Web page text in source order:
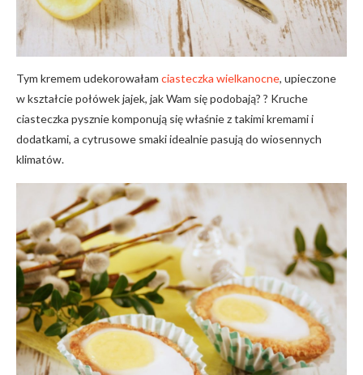
Tym kremem udekorowałam ciasteczka wielkanocne, upieczone
w kształcie połówek jajek, jak Wam się podobają? ? Kruche
ciasteczka pysznie komponują się właśnie z takimi kremami i
dodatkami, a cytrusowe smaki idealnie pasują do wiosennych
klimatów.